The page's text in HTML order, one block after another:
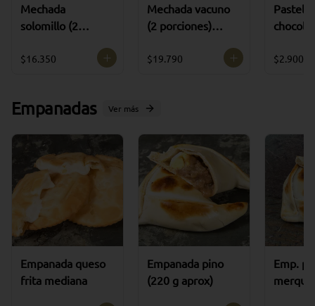
Mechada
solomillo (2
ultracongelado
$16.350
Mechada vacuno
(2 porciones)
$19.790
Pastel
(SIN
$2.900
Empanadas Ver más
Empanada queso
frita mediana
Empanada pino
(220 g aprox)
Emp.